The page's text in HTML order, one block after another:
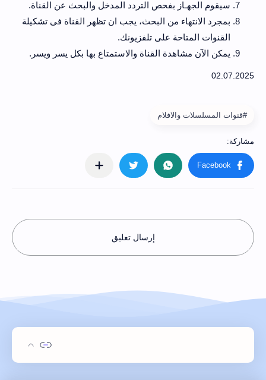
سيقوم الجهـاز بفحص التردد المدخل والبحث عن القناة.
بمجرد الانتهاء من البحث، يجب ان تظهر القناة فى تشكيلة
القنوات المتاحة على تلفزيونك.
يمكن الآن مشاهدة القناة والاستمتاع بها بكل يسر ويسر.
#قنوات المسلسلات والافلام
إرسال تعليق